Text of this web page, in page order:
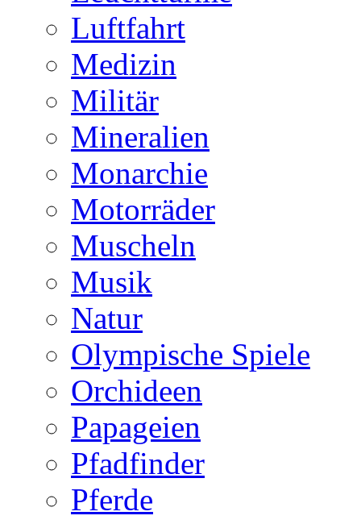
Luftfahrt
Medizin
Militär
Mineralien
Monarchie
Motorräder
Muscheln
Musik
Natur
Olympische Spiele
Orchideen
Papageien
Pfadfinder
Pferde